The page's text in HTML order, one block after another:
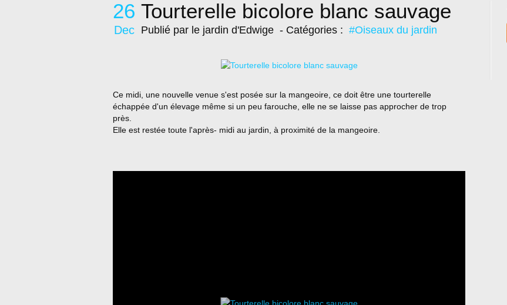
26
Dec
Tourterelle bicolore blanc sauvage
Publié par le jardin d'Edwige - Catégories : #Oiseaux du jardin
Ce midi, une nouvelle venue s'est posée sur la mangeoire, ce doit être une tourterelle
échappée d'un élevage même si un peu farouche, elle ne se laisse pas approcher de trop
près.
Elle est restée toute l'après- midi au jardin, à proximité de la mangeoire.